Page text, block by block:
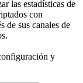
las estadísticas de
con
de sus canales de
y